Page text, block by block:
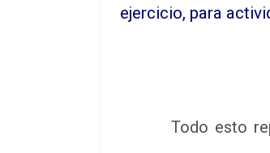
ejercicio, para
Todo esto